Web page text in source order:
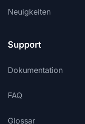
Neuigkeiten
Support
Dokumentation
FAQ
Glossar